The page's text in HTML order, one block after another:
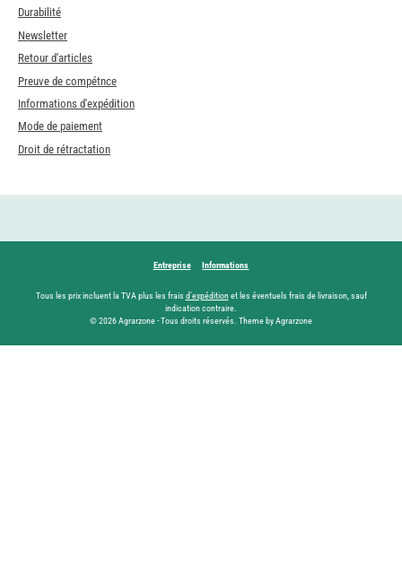
Durabilité
Newsletter
Retour d'articles
Preuve de compétnce
Informations d'expédition
Mode de paiement
Droit de rétractation
Entreprise Informations
Tous les prix incluent la TVA plus les frais d'expéditionet les éventuels frais de livraison, sauf
indication contraire.
© 2026 Agrarzone - Tous droits réservés. Theme by Agrarzone